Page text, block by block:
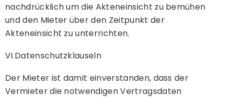
nachdrücklich um die Akteneinsicht zu bemühen
und den Mieter über den Zeitpunkt der
Akteneinsicht zu unterrichten.
VI.Datenschutzklauseln
Der Mieter ist damit einverstanden, dass der
Vermieter die notwendigen Vertragsdaten